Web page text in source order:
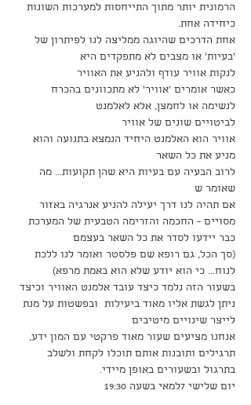
הרמונית יותר מתוך התייחסות למערכות השונות
כיחידה אחת.
אחת הדרכים שהיוגה ממליצה לנו לפיתרון של
'בעיות' או מצבים לא מתפקדים היא
לנקות אוויר עודף ולהניע את האוויר
כאשר אומרים 'אוויר' לא מתכוונים בהכרח
לנשימה או לחמצן, אלא לאלמנט
לביטויים שונים של אוויר
אוויר הוא האלמנט היחיד הנמצא בתנועה והוא
מניע את כל השאר
לרוב הבעיה עם בעיות היא שהן תקועות... מה
שאומר ש
אם תהיה לנו דרך יעילה להניע אנרגיה באזור
מסויים - החכמה והזרימה הטבעית של המערכת
כבר יידעו לסדר את כל השאר בעצמם
(סך הכל, גם רופא שם פלסטר ואומר לנו ללכת
לנוח... כי הוא יודע שלא הוא באמת מרפא)
בשעור הזה נלמד כיצד עובד אלמנט האוויר וכיצד
ניתן לגשת אליו מאוד ביעילות  ובפשטות על מנת
לייצר שינויים מיטיבים
אנחנו מציעים שעור מאוד פרקטי עם המון ידע,
תרגילים ותובנות אותם תוכלו לקחת ולשלב
בתרגול ובשעורים באופן מיידי.
יום שלישי 7למאי בשעה 19:30